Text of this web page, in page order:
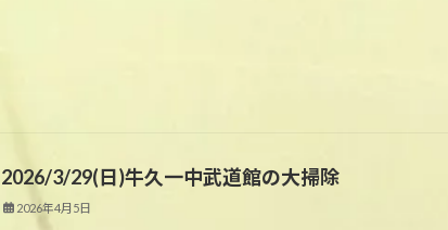
2026/3/29(日)牛久一中武道館の大掃除
2026年4月5日